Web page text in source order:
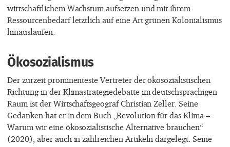
wirtschaftlichem Wachstum aufsetzen und mit ihrem
Ressourcenbedarf letztlich auf eine Art grünen Kolonialismus
hinauslaufen.
Ökosozialismus
Der zurzeit prominenteste Vertreter der ökosozialistischen
Richtung in der Klimastrategiedebatte im deutschsprachigen
Raum ist der Wirtschaftsgeograf Christian Zeller. Seine
Gedanken hat er in dem Buch „Revolution für das Klima –
Warum wir eine ökosozialistische Alternative brauchen“
(2020), aber auch in zahlreichen Artikeln dargelegt. Seine